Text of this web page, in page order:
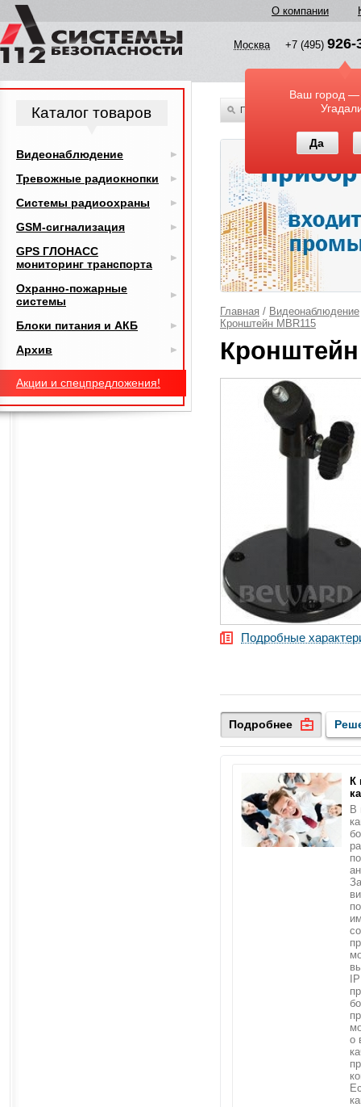
О компании
Москва +7 (495) 926-
Ваш город —
Да
По всему каталогу
Главная / Видеонаблюдение
Кронштейн MBR115
Кронштейн
Подробные
Подробнее
К
В
о
Каталог товаров
Видеонаблюдение
Тревожные радиокнопки
Системы радиоохраны
GSM-сигнализация
GPS ГЛОНАСС
мониторинг транспорта
Охранно-пожарные
системы
Блоки питания и АКБ
Архив
Акции и спецпредложения!